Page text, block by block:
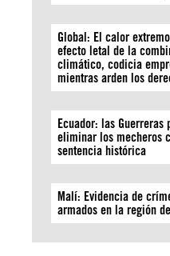
Global: El calor
efecto letal de la
climático, codicia
mientras arden los
Ecuador: las Guerreras
eliminar los mecheros
sentencia histórica
Malí: Evidencia de
armados en la región